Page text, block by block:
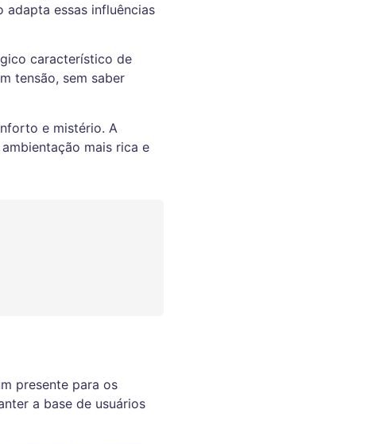
adapta essas influências
característico de
tensão, sem saber
e mistério. A
mais rica e
presente para os
a base de usuários